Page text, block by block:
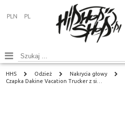
PLN PL
HHS Odzież Nakrycia głowy
Czapka Dakine Vacation Trucker z si…